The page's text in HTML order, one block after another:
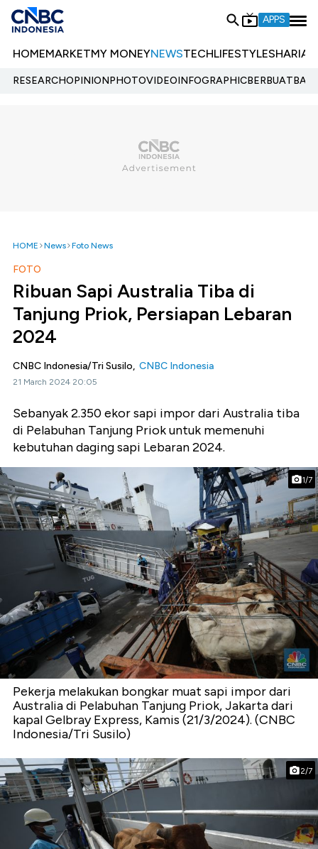
APPS
HOMEMARKETMY MONEYNEWSTECHLIFESTYLESHARIA
RESEARCHOPINIONPHOTOVIDEOINFOGRAPHIC
HOME News Foto News
FOTO
Ribuan Sapi Australia Tiba di
Tanjung Priok, Persiapan Lebaran
2024
CNBC Indonesia/Tri Susilo, CNBC Indonesia
21 March 2024 20:05
Sebanyak 2.350 ekor sapi impor dari Australia tiba
di Pelabuhan Tanjung Priok untuk memenuhi
kebutuhan daging sapi Lebaran 2024.
1/7
Pekerja melakukan bongkar muat sapi impor dari
Australia di Pelabuhan Tanjung Priok, Jakarta dari
kapal Gelbray Express, Kamis (21/3/2024). (CNBC
Indonesia/Tri Susilo)
2/7